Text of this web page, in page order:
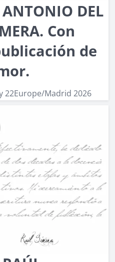
ANTONIO DEL
Con
de
22Europe/Madrid 2026